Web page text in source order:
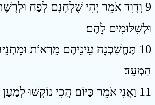
9 וְדָוִד אֹמֵר יְהִי שֻׁלְחָנָם לְפַח
וּלְשִׁלּוּמִים לָהֶם׃
10 תֶּחֱשַׁכְנָה עֵינֵיהֶם מֵרְאוֹת
הַמְעֵד׃
11 וַאֲנִי אֹמֵר כַּיּוֹם הֲכִי נוֹקְשׁוּ